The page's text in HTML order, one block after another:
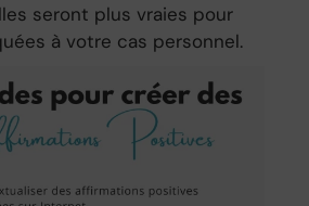
seront plus vraies pour
à votre cas personnel.